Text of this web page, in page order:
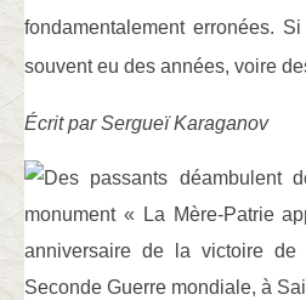
fondamentalement erronées.
souvent eu des années, voire
Écrit par Sergueï Karaganov